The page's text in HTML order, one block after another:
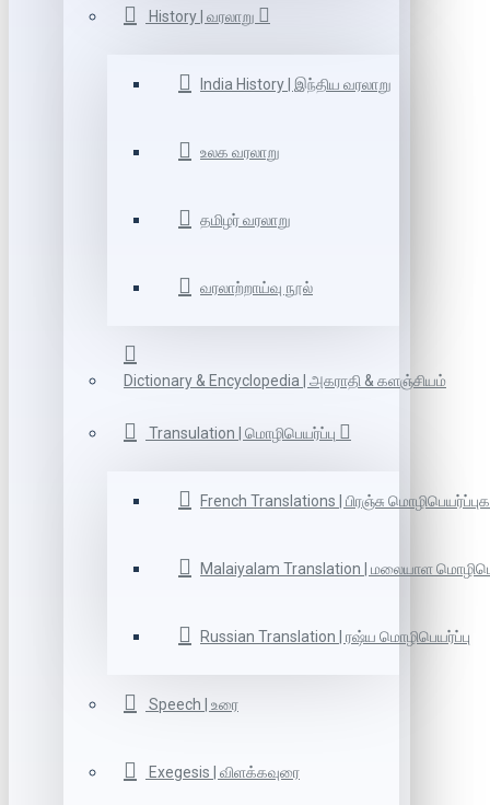
History | வரலாறு
India History | இந்திய வரலாறு
உலக வரலாறு
தமிழர் வரலாறு
வரலாற்றாய்வு நூல்
Dictionary & Encyclopedia | அகராதி & களஞ்சியம்
Transulation | மொழிபெயர்ப்பு
French Translations | பிரஞ்சு
Malaiyalam Translation | மலையாள
Russian Translation | ரஷ்ய மொழிபெயர்ப்பு
Speech | உரை
Exegesis | விளக்கவுரை